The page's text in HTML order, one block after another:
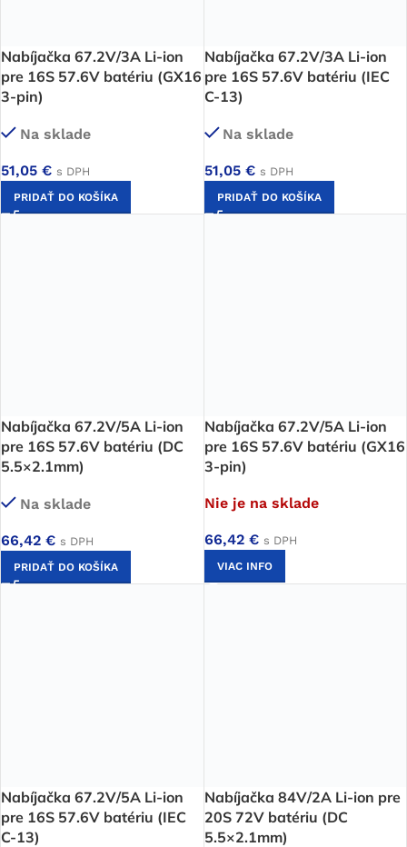
Nabíjačka 67.2V/3A Li-ion
pre 16S 57.6V batériu (GX16
3-pin)
Na sklade
51,05 € s DPH
PRIDAŤ DO KOŠÍKA
Nabíjačka 67.2V/3A Li-ion
pre 16S 57.6V batériu (IEC
C-13)
Na sklade
51,05 € s DPH
PRIDAŤ DO KOŠÍKA
Nabíjačka 67.2V/5A Li-ion
pre 16S 57.6V batériu (DC
5.5×2.1mm)
Na sklade
66,42 € s DPH
PRIDAŤ DO KOŠÍKA
Nabíjačka 67.2V/5A Li-ion
pre 16S 57.6V batériu (GX16
3-pin)
Nie je na sklade
66,42 € s DPH
VIAC INFO
Nabíjačka 67.2V/5A Li-ion
pre 16S 57.6V batériu (IEC
C-13)
Nabíjačka 84V/2A Li-ion pre
20S 72V batériu (DC
5.5×2.1mm)